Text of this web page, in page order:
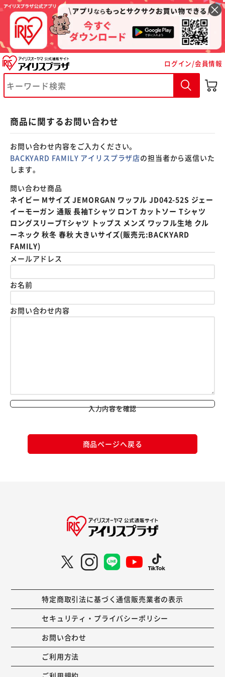
ログイン/会員情報
商品に関するお問い合わせ
お問い合わせ内容をご入力ください。
BACKYARD FAMILY アイリスプラザ店の担当者から返信いた
します。
問い合わせ商品
ネイビー Mサイズ JEMORGAN ワッフル JD042-52S ジェー
イーモーガン 通販 長袖Tシャツ ロンT カットソー Tシャツ
ロングスリーブTシャツ トップス メンズ ワッフル生地 クル
ーネック 秋冬 春秋 大きいサイズ(販売元:BACKYARD
FAMILY)
メールアドレス
お名前
お問い合わせ内容
入力内容を確認
商品ページへ戻る
特定商取引法に基づく通信販売業者の表示
セキュリティ・プライバシーポリシー
お問い合わせ
ご利用方法
※ご確認ください
カートに入れる